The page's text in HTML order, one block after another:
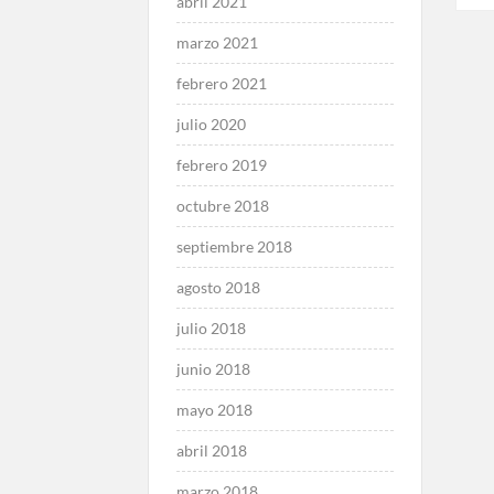
marzo 2021
febrero 2021
julio 2020
febrero 2019
octubre 2018
septiembre 2018
agosto 2018
julio 2018
junio 2018
mayo 2018
abril 2018